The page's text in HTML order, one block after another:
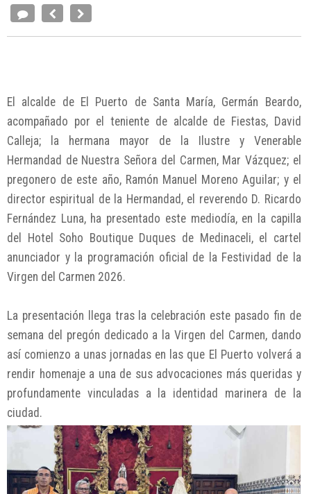
El alcalde de El Puerto de Santa María, Germán Beardo,
acompañado por el teniente de alcalde de Fiestas, David
Calleja; la hermana mayor de la Ilustre y Venerable
Hermandad de Nuestra Señora del Carmen, Mar Vázquez; el
pregonero de este año, Ramón Manuel Moreno Aguilar; y el
director espiritual de la Hermandad, el reverendo D. Ricardo
Fernández Luna, ha presentado este mediodía, en la capilla
del Hotel Soho Boutique Duques de Medinaceli, el cartel
anunciador y la programación oficial de la Festividad de la
Virgen del Carmen 2026.
La presentación llega tras la celebración este pasado fin de
semana del pregón dedicado a la Virgen del Carmen, dando
así comienzo a unas jornadas en las que El Puerto volverá a
rendir homenaje a una de sus advocaciones más queridas y
profundamente vinculadas a la identidad marinera de la
ciudad.